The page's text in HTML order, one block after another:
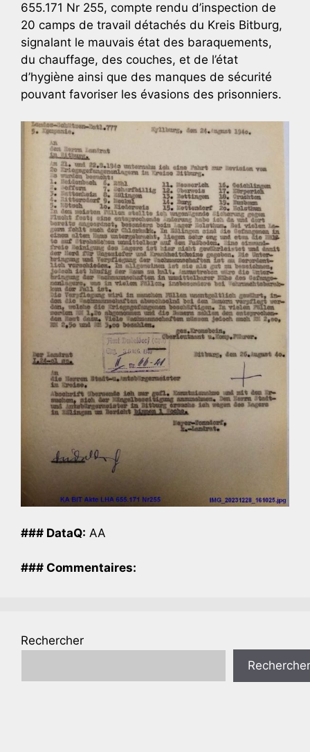
655.171 Nr 255, compte rendu d’inspection de
20 camps de travail détachés du Kreis Bitburg,
signalant le mauvais état des baraquements,
du chauffage, des couches, et de l’état
d’hygiène ainsi que des manques de sécurité
pouvant favoriser les évasions des prisonniers.
### DataQ: AA
### Commentaires:
Rechercher
Rechercher